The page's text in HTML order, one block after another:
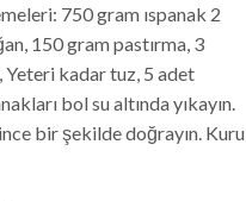
750 gram ıspanak 2
150 gram pastırma, 3
Yeteri kadar tuz, 5 adet
bol su altında yıkayın.
bir şekilde doğrayın. Kuru